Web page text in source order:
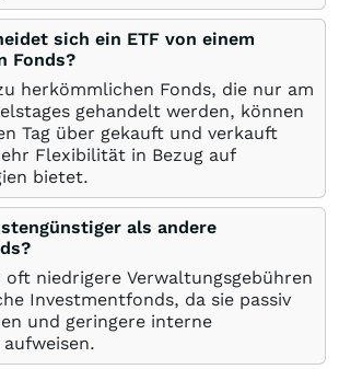
sich ein ETF von einem
Fonds?
herkömmlichen Fonds, die nur am
gehandelt werden, können
Tag über gekauft und verkauft
Flexibilität in Bezug auf
bietet.
als andere
oft niedrigere Verwaltungsgebühren
Investmentfonds, da sie passiv
und geringere interne